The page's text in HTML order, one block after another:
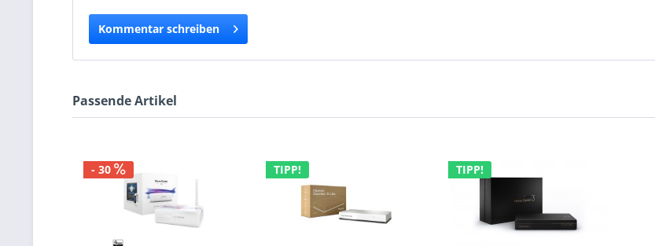
Kommentar schreiben
Passende Artikel
- 30 TIPP! TIPP!